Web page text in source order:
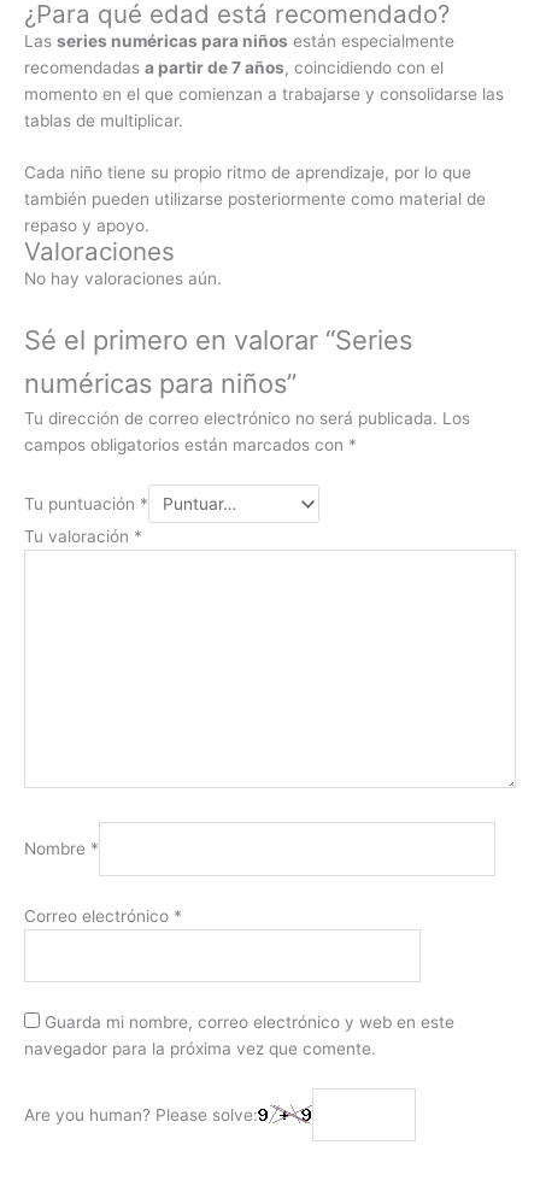
¿Para qué edad está recomendado?
Las series numéricas para niños están especialmente
recomendadas a partir de 7 años, coincidiendo con el
momento en el que comienzan a trabajarse y consolidarse las
tablas de multiplicar.
Cada niño tiene su propio ritmo de aprendizaje, por lo que
también pueden utilizarse posteriormente como material de
repaso y apoyo.
Valoraciones
No hay valoraciones aún.
Sé el primero en valorar “Series
numéricas para niños”
Tu dirección de correo electrónico no será publicada. Los
campos obligatorios están marcados con *
Tu puntuación *
Tu valoración *
Nombre *
Correo electrónico *
Guarda mi nombre, correo electrónico y web en este
navegador para la próxima vez que comente.
Are you human? Please solve: